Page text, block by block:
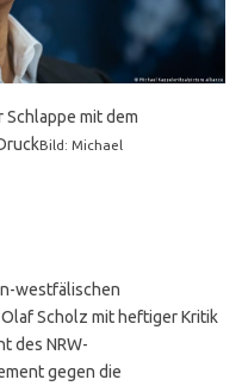
mit dem
Bild: Michael
westfälischen
Scholz mit heftiger Kritik
des NRW-
gegen die